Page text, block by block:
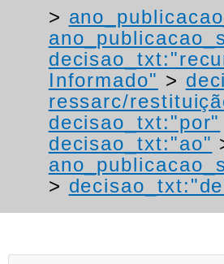
>
Informado" >
ressarc/
decisao_txt:"por"
decisao_txt:"ao"
>